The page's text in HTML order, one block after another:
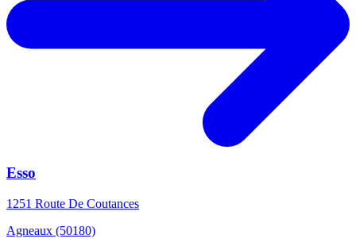
Esso
1251 Route De Coutances
Agneaux (50180)